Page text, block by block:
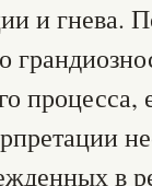
и гнева.
в